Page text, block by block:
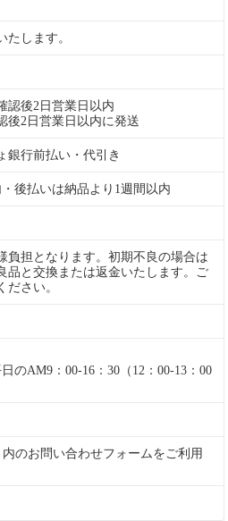
します。
認後2日営業日以内
後2日営業日以内に発送
銀行前払い・代引き
後払いは納品より1週間以内
負担となります。初期不良の場合は
品と交換または返金いたします。ご
さい。
のAM9：00-16：30（12：00-13：00
のお問い合わせフォームをご利用